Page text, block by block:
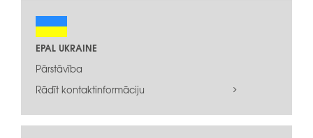
EPAL UKRAINE
Pārstāvība
Rādīt kontaktinformāciju